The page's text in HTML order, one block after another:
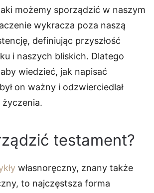
możemy sporządzić w naszym
wykracza poza naszą
definiując przyszłość
i naszych bliskich. Dlatego
wiedzieć, jak napisać
on ważny i odzwierciedlał
testament?
własnoręczny, znany także
to najczęstsza forma